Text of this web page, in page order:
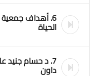
6. أهداف
الحياة
7. د حسام جنيد
داون